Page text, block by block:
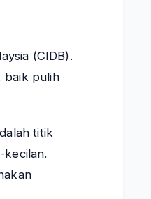
(CIDB).
baik pulih
titik
kecilan.